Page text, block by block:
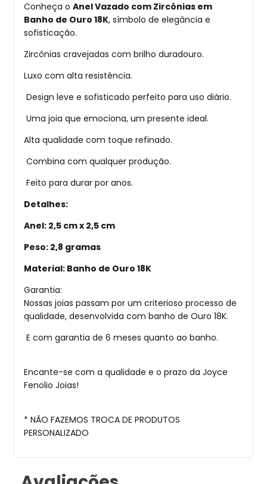
Conheça o Anel Vazado com Zircônias em
Banho de Ouro 18K, símbolo de elegância e
sofisticação.
Zircônias cravejadas com brilho duradouro.
Luxo com alta resistência.
Design leve e sofisticado perfeito para uso diário.
Uma joia que emociona, um presente ideal.
Alta qualidade com toque refinado.
Combina com qualquer produção.
Feito para durar por anos.
Detalhes:
Anel: 2,5 cm x 2,5 cm
Peso: 2,8 gramas
Material: Banho de Ouro 18K
Garantia:
Nossas joias passam por um criterioso processo de
qualidade, desenvolvida com banho de Ouro 18K.
E com garantia de 6 meses quanto ao banho.
Encante-se com a qualidade e o prazo da Joyce
Fenolio Joias!
* NÃO FAZEMOS TROCA DE PRODUTOS
PERSONALIZADO